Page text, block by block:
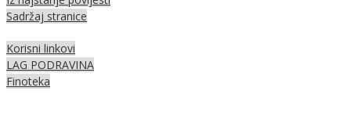
Sadržaj stranice
Korisni linkovi
LAG PODRAVINA
Finoteka